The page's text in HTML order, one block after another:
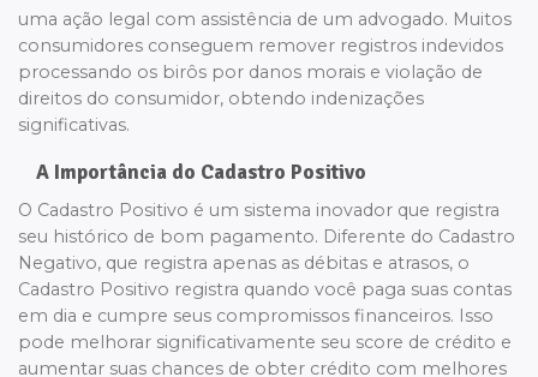
uma ação legal com assistência de um advogado. Muitos
consumidores conseguem remover registros indevidos
processando os birôs por danos morais e violação de
direitos do consumidor, obtendo indenizações
significativas.
A Importância do Cadastro Positivo
O Cadastro Positivo é um sistema inovador que registra
seu histórico de bom pagamento. Diferente do Cadastro
Negativo, que registra apenas as débitas e atrasos, o
Cadastro Positivo registra quando você paga suas contas
em dia e cumpre seus compromissos financeiros. Isso
pode melhorar significativamente seu score de crédito e
aumentar suas chances de obter crédito com melhores